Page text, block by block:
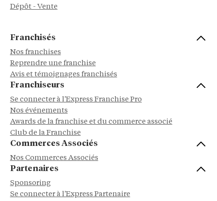
Dépôt - Vente
Franchisés
Nos franchises
Reprendre une franchise
Avis et témoignages franchisés
Franchiseurs
Se connecter à l'Express Franchise Pro
Nos événements
Awards de la franchise et du commerce associé
Club de la Franchise
Commerces Associés
Nos Commerces Associés
Partenaires
Sponsoring
Se connecter à l'Express Partenaire